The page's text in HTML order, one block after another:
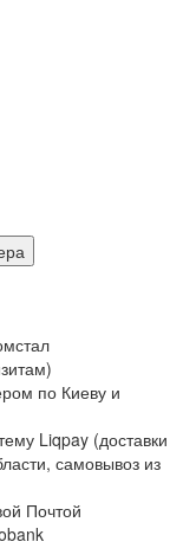
по Киеву и
Liqpay (доставки
самовывоз из
Почтой